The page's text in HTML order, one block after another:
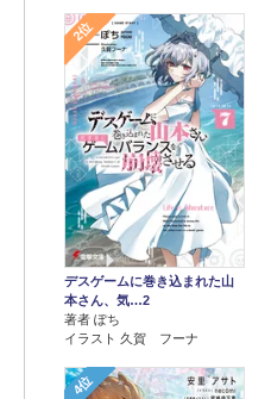
2位
デスゲームに巻き込まれた山
本さん、気…2
著者 ぽち
イラスト 久賀 フーナ
4位